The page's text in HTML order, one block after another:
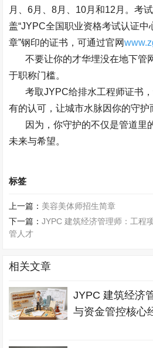
月、6月、8月、 10月和12 月。考
盖“JYPC全国职业资格考试认证中
章”钢印的证书，可通过官网
不要让你的才华埋没在地下管
于职称门槛。
考取JYPC给排水工程师证书
有的认可，让城市水脉因你的守护
因为，你守护的不仅是管道里
未来与希望。
标签
上一篇： 美容美体师招生简章
下一篇：JYPC 建筑经济管理师：工程
管人才
相关文章
JYPC 建筑经济
与资金管控核心